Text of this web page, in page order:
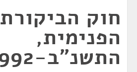
חוק הביקורת
הפנימית,
התשנ"ב-1992